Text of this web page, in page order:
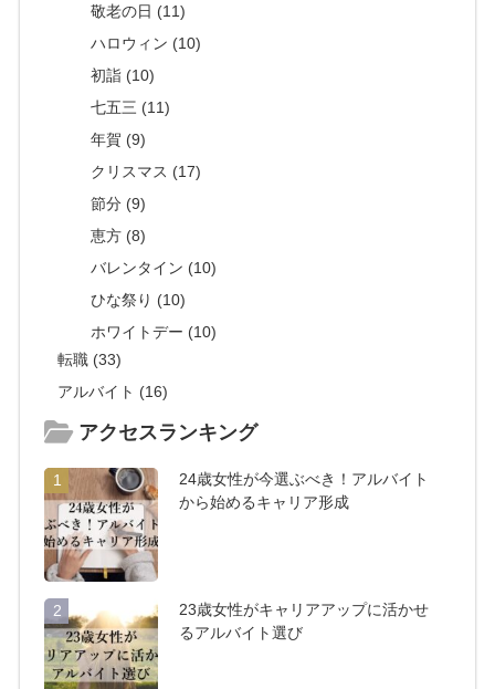
敬老の日 (11)
ハロウィン (10)
初詣 (10)
七五三 (11)
年賀 (9)
クリスマス (17)
節分 (9)
恵方 (8)
バレンタイン (10)
ひな祭り (10)
ホワイトデー (10)
転職 (33)
アルバイト (16)
アクセスランキング
1
24歳女性が今選ぶべき！アルバイト
から始めるキャリア形成
2
23歳女性がキャリアアップに活かせ
るアルバイト選び